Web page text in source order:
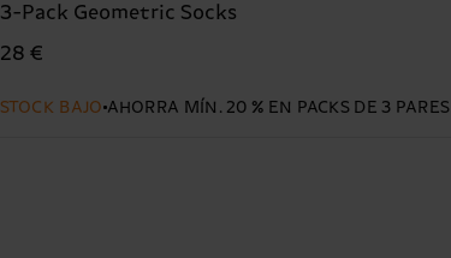
3-Pack Geometric Socks
28 €
STOCK BAJO AHORRA MÍN. 20 % EN PACKS DE 3 PARES